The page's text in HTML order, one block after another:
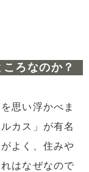
ろなのか？
思い浮かべま
カス」が有名
よく、住みや
はなぜなので